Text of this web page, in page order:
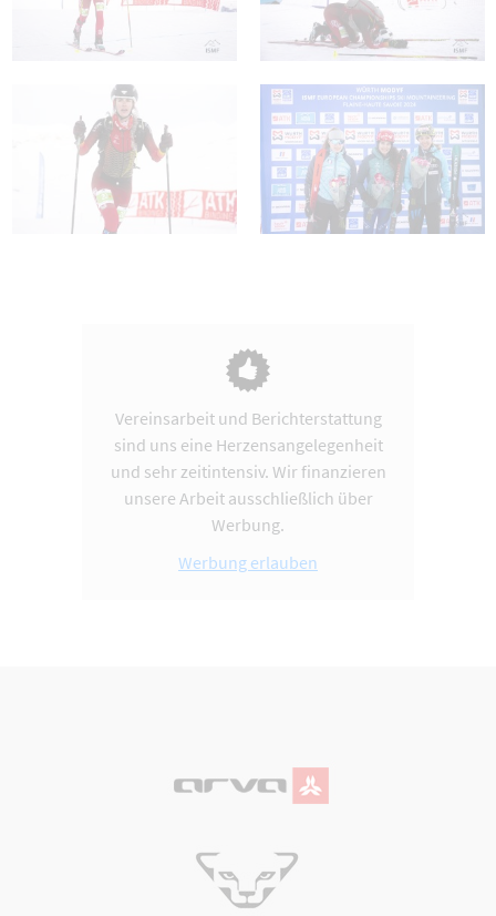
Vereinsarbeit und Berichterstattung
sind uns eine Herzensangelegenheit
und sehr zeitintensiv. Wir finanzieren
unsere Arbeit ausschließlich über
Werbung.
Werbung erlauben